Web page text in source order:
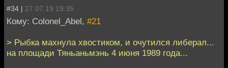
#34 | 27.07.19 19:35
Кому: Colonel_Abel, #21
> Рыбка махнула хвостиком, и очутился либерал...
на площади Тяньаньмэнь 4 июня 1989 года...